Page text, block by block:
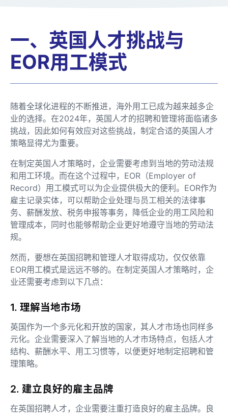
一、英国人才挑战与
EOR用工模式
随着全球化进程的不断推进，海外用工已成为越来越多企
业的选择。在2024年，英国人才的招聘和管理将面临诸多
挑战，因此如何有效应对这些挑战，制定合适的英国人才
策略显得尤为重要。
在制定英国人才策略时，企业需要考虑到当地的劳动法规
和用工环境。而在这个过程中，EOR（Employer of
Record）用工模式可以为企业提供极大的便利。EOR作为
雇主记录实体，可以帮助企业处理与员工相关的法律事
务、薪酬发放、税务申报等事务，降低企业的用工风险和
管理成本，同时也能够帮助企业更好地遵守当地的劳动法
规。
然而，要想在英国招聘和管理人才取得成功，仅仅依靠
EOR用工模式是远远不够的。在制定英国人才策略时，企
业还需要考虑到以下几点：
1. 理解当地市场
英国作为一个多元化和开放的国家，其人才市场也同样多
元化。企业需要深入了解当地的人才市场特点，包括人才
结构、薪酬水平、用工习惯等，以便更好地制定招聘和管
理策略。
2. 建立良好的雇主品牌
在英国招聘人才，企业需要注重打造良好的雇主品牌。良